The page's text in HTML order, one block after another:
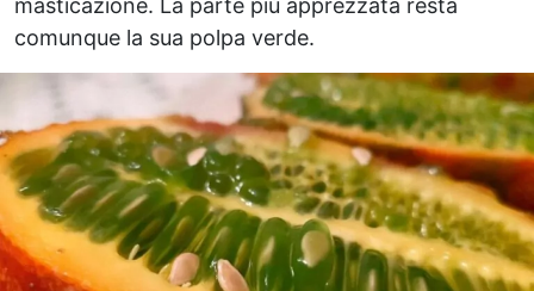
masticazione. La parte più apprezzata resta
comunque la sua polpa verde.